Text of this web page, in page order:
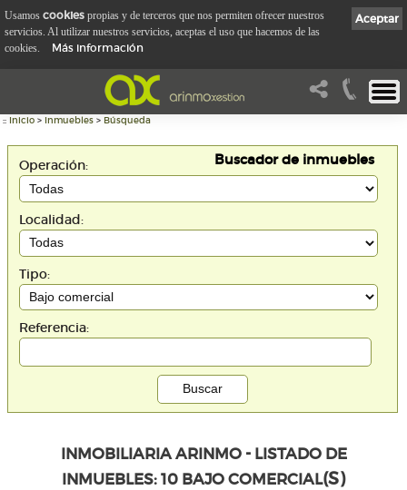
:: Inicio > Inmuebles > Búsqueda
Buscador de inmuebles
Operación:
Localidad:
Tipo:
Referencia:
INMOBILIARIA ARINMO - LISTADO DE
INMUEBLES: 10 BAJO COMERCIAL(S)
Aceptar
Usamos cookies propias y de terceros que nos permiten ofrecer nuestros
servicios. Al utilizar nuestros servicios, aceptas el uso que hacemos de las
cookies.
Más información